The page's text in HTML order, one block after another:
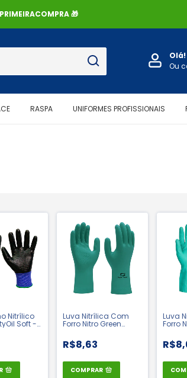
🎁
Olá!
Ou
RASPA UNIFORMES PROFISSIONAIS
Nitrílico
Soft -
Luva Nitrílica Com
Forro Nitro Green
CA 33334
R$8,63
COMPRAR
Luva
Forro